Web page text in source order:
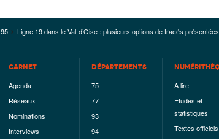
95 Ligne 19 dans le Val-d’Oise : plusieurs options de tracés présentées
CARNET
Agenda
Réseaux
Nominations
Interviews
DÉPARTEMENTS
75
77
93
94
A lire
Etudes et
statistiques
Textes officiels